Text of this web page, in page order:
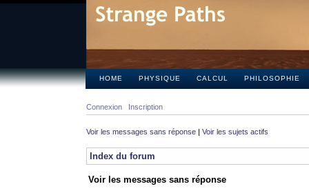
HOME PHYSIQUE CALCUL PHILOSOPHIE
Connexion Inscription
Voir les messages sans réponse | Voir les sujets actifs
Index du forum
Voir les messages sans réponse